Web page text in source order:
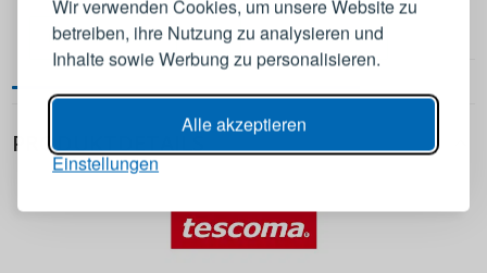
Wir verwenden Cookies, um unsere Website zu
betreiben, ihre Nutzung zu analysieren und
Inhalte sowie Werbung zu personalisieren.
Alle akzeptieren
Einstellungen
IN DEN WARENKORB IN DEN WARENKORB
PRODUKTDETAILS
E-Mail-Adresse
Passwort erinnern